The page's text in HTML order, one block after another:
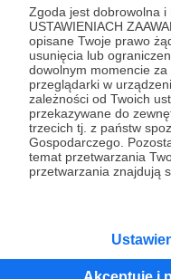
Zgoda jest dobrowolna i
USTAWIENIACH
opisane Twoje prawo
usunięcia lub
dowolnym momencie
przeglądarki w
zależności od Twoich
przekazywane do
trzecich tj. z państw
Gospodarczego.
temat przetwarzania
przetwarzania znajdują
Kategorie
O Patronite
Dodatkowe
Pomoc
RegulaminPolityka